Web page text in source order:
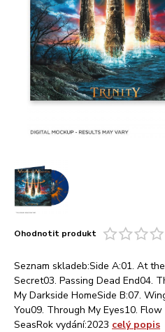
Ohodnotit produkt
Seznam skladeb:Side A:01. At
Secret03. Passing Dead End04.
My Darkside HomeSide B:07.
You09. Through My Eyes10.
SeasRok vydání:2023 celý popis